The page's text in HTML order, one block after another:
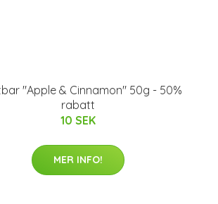
"Apple & Cinnamon" 50g - 50%
rabatt
10 SEK
MER INFO!